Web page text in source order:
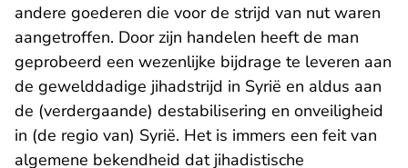
andere goederen die voor de strijd van nut waren
aangetroffen. Door zijn handelen heeft de man
geprobeerd een wezenlijke bijdrage te leveren aan
de gewelddadige jihadstrijd in Syrië en aldus aan
de (verdergaande) destabilisering en onveiligheid
in (de regio van) Syrië. Het is immers een feit van
algemene bekendheid dat jihadistische